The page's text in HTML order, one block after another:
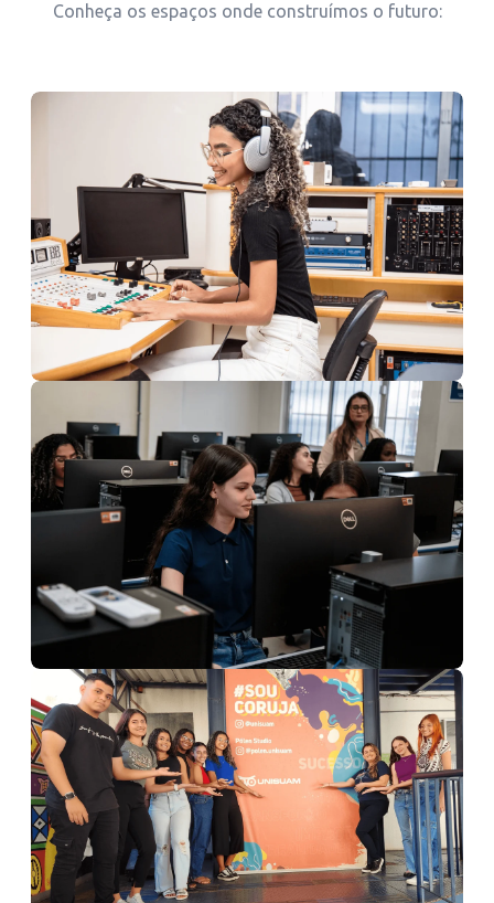
Conheça os espaços onde construímos o futuro:
Estúdio NHD
Laboratório de Informática
Laboratório de Inovação
Pólen